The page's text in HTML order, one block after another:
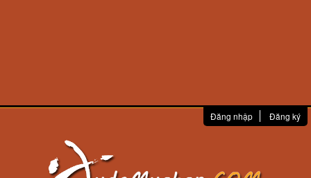
Đăng nhập Đăng ký